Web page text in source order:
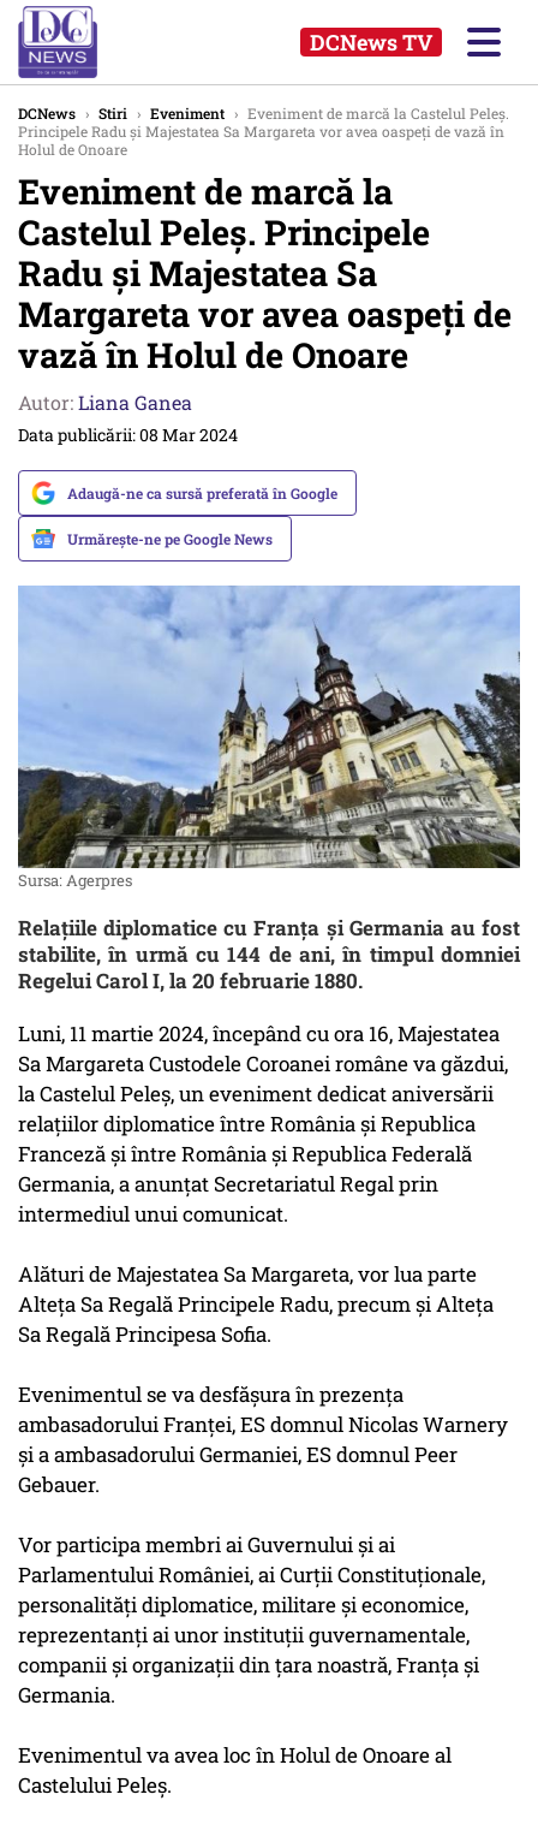
DCNews TV
DCNews › Stiri › Eveniment › Eveniment de marcă la Castelul Peleș.
Principele Radu și Majestatea Sa Margareta vor avea oaspeți de vază în
Holul de Onoare
Eveniment de marcă la
Castelul Peleș. Principele
Radu și Majestatea Sa
Margareta vor avea oaspeți de
vază în Holul de Onoare
Autor:Liana Ganea
Data publicării: 08 Mar 2024
Adaugă-ne ca sursă preferată în Google
Urmărește-ne pe Google News
Sursa: Agerpres
Relațiile diplomatice cu Franța și Germania au fost
stabilite, în urmă cu 144 de ani, în timpul domniei
Regelui Carol I, la 20 februarie 1880.
Luni, 11 martie 2024, începând cu ora 16, Majestatea
Sa Margareta Custodele Coroanei române va găzdui,
la Castelul Peleș, un eveniment dedicat aniversării
relațiilor diplomatice între România și Republica
Franceză și între România și Republica Federală
Germania, a anunțat Secretariatul Regal prin
intermediul unui comunicat.
Alături de Majestatea Sa Margareta, vor lua parte
Alteța Sa Regală Principele Radu, precum și Alteța
Sa Regală Principesa Sofia.
Evenimentul se va desfășura în prezența
ambasadorului Franței, ES domnul Nicolas Warnery
și a ambasadorului Germaniei, ES domnul Peer
Gebauer.
Vor participa membri ai Guvernului și ai
Parlamentului României, ai Curții Constituționale,
personalități diplomatice, militare și economice,
reprezentanți ai unor instituții guvernamentale,
companii și organizații din țara noastră, Franța și
Germania.
Evenimentul va avea loc în Holul de Onoare al
Castelului Peleș.